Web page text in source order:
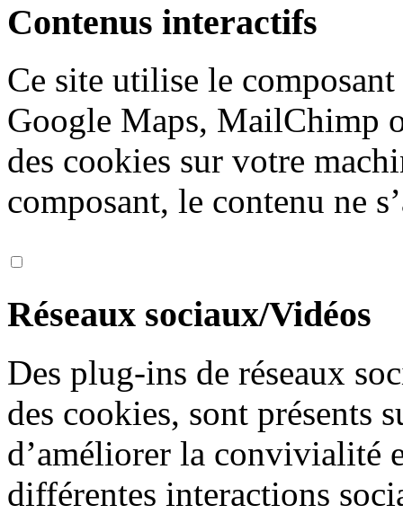
Contenus interactifs
Ce site utilise le
Google Maps, MailChimp
des cookies sur votre
composant, le contenu ne
Réseaux sociaux/Vidéos
Des plug-ins de réseaux
des cookies, sont présents
d’améliorer la convivialité
différentes interactions